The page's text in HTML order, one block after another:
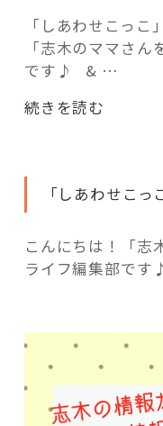
「ひと」
記事検索
「しあわせこっこ
「志木のママさ
です♪ & …
“子
情
に
困
っ
い？
志
木・
続きを読む
「しあわせこっ
こんにちは！「志
ライフ編集部です